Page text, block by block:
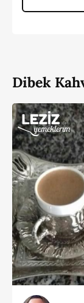
Dibek